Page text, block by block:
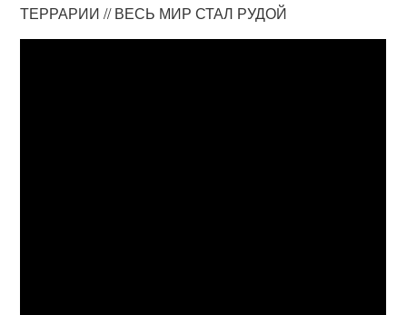
ТЕРРАРИИ // ВЕСЬ МИР СТАЛ РУДОЙ